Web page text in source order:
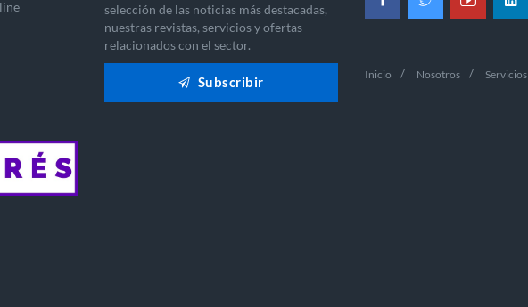
selección de las noticias más destacadas,
nuestras revistas, servicios y ofertas
relacionados con el sector.
Subscribir Inicio Nosotros Servicios